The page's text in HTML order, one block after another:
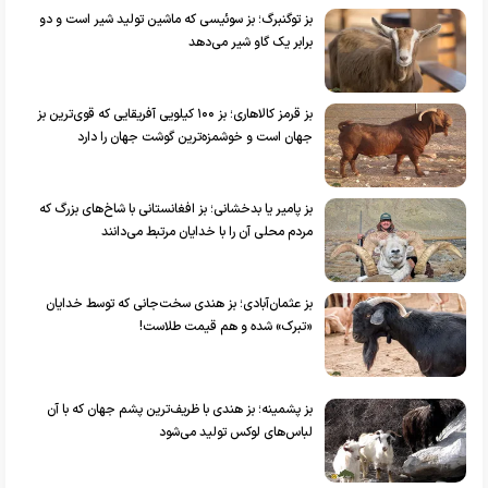
بز توگنبرگ؛ بز سوئیسی که ماشین تولید شیر است و دو
برابر یک گاو شیر می‌دهد
بز قرمز کالاهاری؛ بز ۱۰۰ کیلویی آفریقایی که قوی‌ترین بز
جهان است و خوشمزه‌ترین گوشت جهان را دارد
بز پامیر یا بدخشانی؛ بز افغانستانی با شاخ‌های بزرگ که
مردم محلی آن را با خدایان مرتبط می‌دانند
بز عثمان‌آبادی؛ بز هندی سخت‌جانی که توسط خدایان
«تبرک» شده و هم قیمت طلاست!
بز پشمینه؛ بز هندی با ظریف‌ترین پشم جهان که با آن
لباس‌های لوکس تولید می‌شود